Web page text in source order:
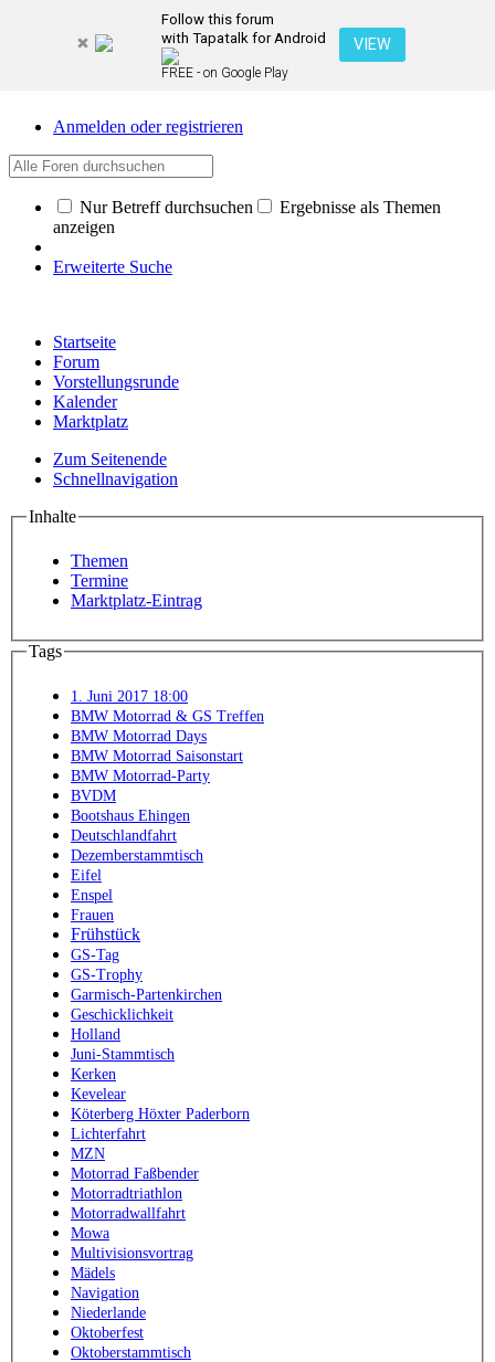
Follow this forum
with Tapatalk for Android
FREE - on Google Play
VIEW
Anmelden oder registrieren
Nur Betreff durchsuchen
Ergebnisse als Themen
anzeigen
Erweiterte Suche
Startseite
Forum
Vorstellungsrunde
Kalender
Marktplatz
Zum Seitenende
Schnellnavigation
Inhalte
Themen
Termine
Marktplatz-Eintrag
Tags
1. Juni 2017 18:00
BMW Motorrad & GS Treffen
BMW Motorrad Days
BMW Motorrad Saisonstart
BMW Motorrad-Party
BVDM
Bootshaus Ehingen
Deutschlandfahrt
Dezemberstammtisch
Eifel
Enspel
Frauen
Frühstück
GS-Tag
GS-Trophy
Garmisch-Partenkirchen
Geschicklichkeit
Holland
Juni-Stammtisch
Kerken
Kevelear
Köterberg Höxter Paderborn
Lichterfahrt
MZN
Motorrad Faßbender
Motorradtriathlon
Motorradwallfahrt
Mowa
Multivisionsvortrag
Mädels
Navigation
Niederlande
Oktoberfest
Oktoberstammtisch